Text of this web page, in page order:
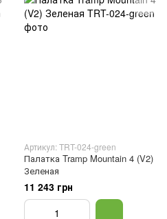
Артикул: TRT-024-green
Палатка Tramp Mountain 4 (V2)
Зеленая
11 243 грн